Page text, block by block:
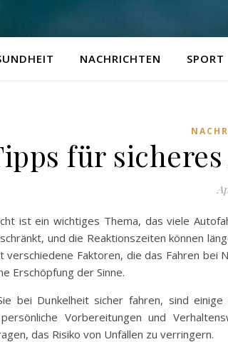
NACHRICHTEN SPORT
für
ist ein wichtiges Thema, das viele
und die Reaktionszeiten können
verschiedene Faktoren, die das Fahren
Erschöpfung der Sinne.
bei Dunkelheit sicher fahren, sind
Vorbereitungen und
das Risiko von Unfällen zu verringern.